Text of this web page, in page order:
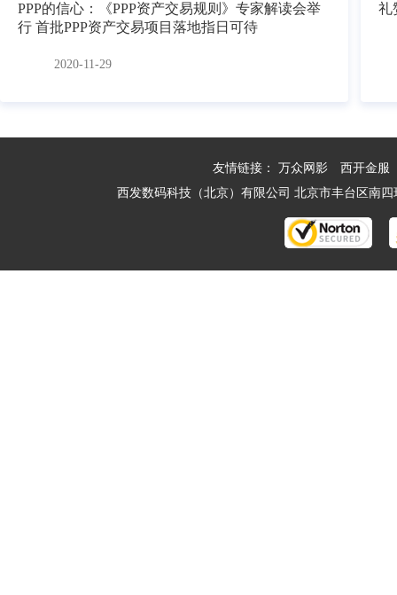
PPP的信心：《PPP资产交易规则》专家解读会举
行 首批PPP资产交易项目落地指日可待
2020-11-29
礼
友情链接： 万众网影
西开金服
西发数码科技（北京）有限公司 北京市丰台区南四